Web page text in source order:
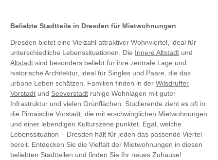
Beliebte Stadtteile in Dresden für Mietwohnungen
Dresden bietet eine Vielzahl attraktiver Wohnviertel, ideal für
unterschiedliche Lebenssituationen. Die Innere Altstadt und
Altstadt sind besonders beliebt für ihre zentrale Lage und
historische Architektur, ideal für Singles und Paare, die das
urbane Leben schätzen. Familien finden in der Wilsdruffer
Vorstadt und Seevorstadt ruhige Wohnlagen mit guter
Infrastruktur und vielen Grünflächen. Studierende zieht es oft in
die Pirnaische Vorstadt , die mit erschwinglichen Mietwohnungen
und einer lebendigen Kulturszene punktet. Egal, welche
Lebenssituation – Dresden hält für jeden das passende Viertel
bereit. Entdecken Sie die Vielfalt der Mietwohnungen in diesen
beliebten Stadtteilen und finden Sie Ihr neues Zuhause!